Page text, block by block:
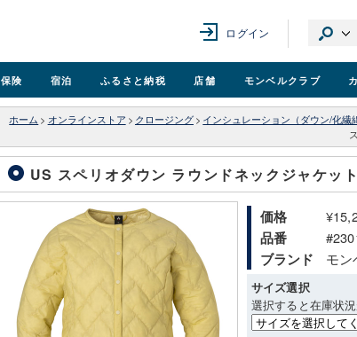
ログイン
保険 宿泊 ふるさと納税 店舗 モンベルクラブ
ホーム > オンラインストア > クロージング > インシュレーション（ダウン/化繊
US スペリオダウン ラウンドネックジャケッ
価格
品番
ブランド モン
サイズ選択
選択すると在庫状況